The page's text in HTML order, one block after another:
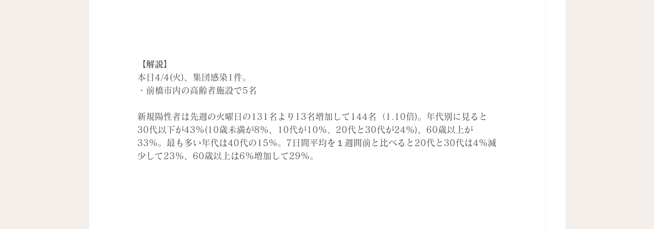
【解説】
本日4/4(火)
、集団感染1件。
・前橋市内の高齢者施設で5名
新規陽性者は先週の火曜日の131名より13名増加して144名（1.10倍)。年代別に見ると
30代以下が43%(10歳未満が8%、10代が10%、20代と30代が24%)、60歳以上が
33%。最も多い年代は40代の15%。7日間平均を１週間前と比べると20代と30代は4%減
少して23%、60歳以上は6%増加して29%。